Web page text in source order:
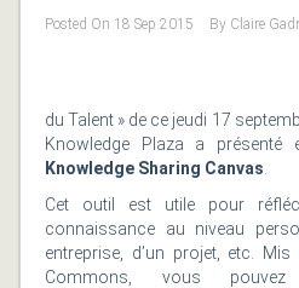
Posted On 18 Sep 2015 By Claire
du Talent » de ce jeudi 17
Knowledge Plaza a présenté
Knowledge Sharing Canvas
Cet outil est utile pour
connaissance au niveau
entreprise, d’un projet, etc.
Commons, vous